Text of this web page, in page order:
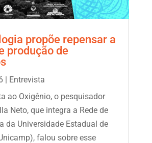
propõe repensar a
produção de
| Entrevista
ao Oxigênio, o pesquisador
Neto, que integra a Rede de
da Universidade Estadual de
falou sobre esse